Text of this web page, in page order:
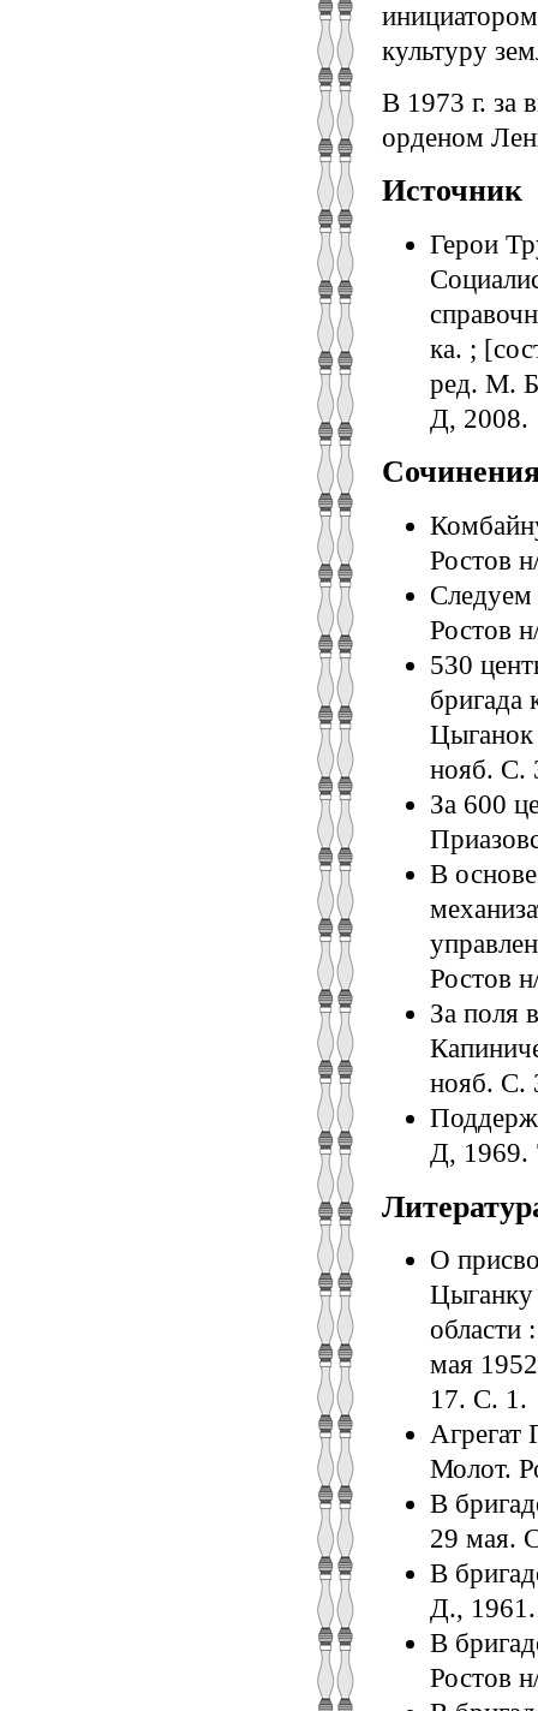
культуру
В 1973 г. за
орденом
Источник
Герои
ка. ;
ред. М.
Д, 2008.
Ростов
Ростов
530
бригада
Цыганок
нояб. С.
За 600
В
Ростов
За поля
нояб. С.
Д, 1969.
О
области
мая
17. С. 1.
Агрегат
Молот.
В
29 мая.
В
Д.,
В
Ростов